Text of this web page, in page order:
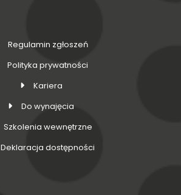
Regulamin zgłoszeń
Polityka prywatności
Kariera
Do wynajęcia
Szkolenia wewnętrzne
Deklaracja dostępności